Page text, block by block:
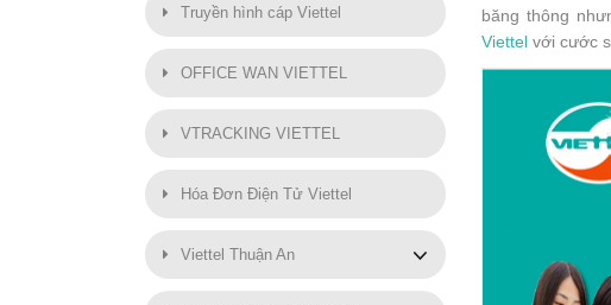
Truyền hình cáp Viettel
OFFICE WAN VIETTEL
VTRACKING VIETTEL
Hóa Đơn Điện Tử Viettel
Viettel Thuận An
băng thông
Viettelvới cước